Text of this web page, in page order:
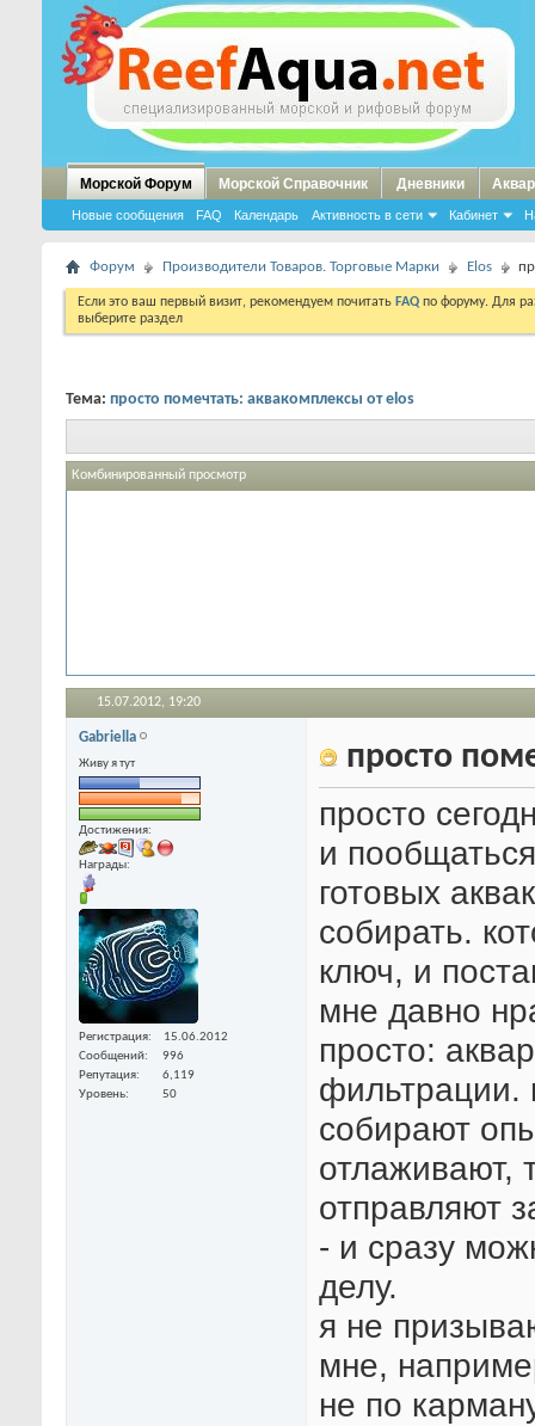
Морской Форум
Новые сообщения FAQ Календарь Активность в сети Кабинет
Морской Справочник Дневники
Форум Производители Товаров. Торговые Марки Elos
Если это ваш первый визит, рекомендуем почитать FAQ по форуму. Для
выберите раздел
Тема: просто помечтать: аквакомплексы от elos
Комбинированный просмотр
15.07.2012, 19:20
Gabriella
Живу я тут
Достижения:
Награды:
Регистрация
15.06.2012
Сообщений
996
Репутация
6,119
Уровень
50
просто
просто
и
готовых
собирать.
ключ, и
мне давно
просто:
фильтрации.
собирают
отлаживают,
отправляют
- и сразу
делу.
я не
мне,
не по